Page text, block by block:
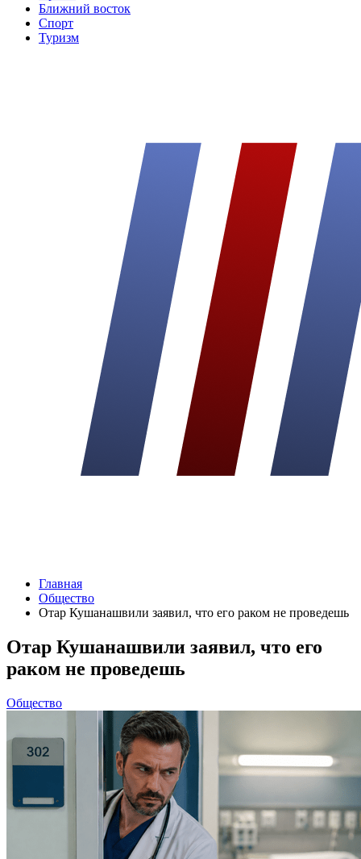
Ближний восток
Спорт
Туризм
Главная
Общество
Отар Кушанашвили заявил, что его раком не проведешь
Отар Кушанашвили заявил, что его
раком не проведешь
Общество